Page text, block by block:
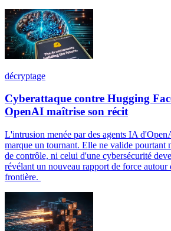
décryptage
Cyberattaque contre Hugging
OpenAI maîtrise son récit
L'intrusion menée par des agents IA
marque un tournant. Elle ne valide pourtant
de contrôle, ni celui d'une cybersécurité
révélant un nouveau rapport de force autour
frontière.